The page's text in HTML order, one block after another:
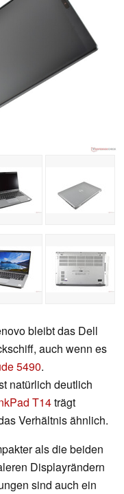
bleibt das Dell
auch wenn es
5490.
natürlich deutlich
T14trägt
Verhältnis ähnlich.
als die beiden
Displayrändern
sind auch ein